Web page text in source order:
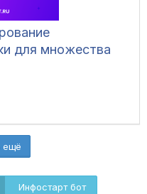
для множества
ещё
Инфостарт бот